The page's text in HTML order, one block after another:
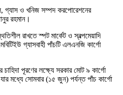
গ্যাস ও খনিজ সম্পদ করপোরেশনের
রহমান।
রাখতে স্পট মার্কেট ও স্বল্পমেয়াদি
গ্যাসবাহী পাঁচটি এলএনজি কার্গো
পূরণের লক্ষ্যে সরকার মোট ৯ কার্গো
মধ্যে সোমবার (১৫ জুন) পর্যন্ত পাঁচ কার্গো